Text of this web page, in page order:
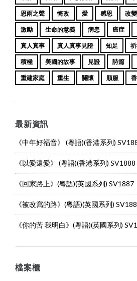
恩雨之聲 悔改 愛 感恩 改變
激勵 生命的意義 病患 癌症
真人真事 真人真事見證 知足
積極 美國的故事 見證 詩篇
重建家庭 重生 關懷 順服
最新資訊
《中年好福音》 (粵語)(香港系列)
《以愛還愛》 (粵語)(香港系列) SV1888
《回家路上》(粵語)(英國系列) SV1887
《被改寫的路》(粵語)(英國系列)
《你的苦 我明白》(粵語)(英國系列)
檔案櫃